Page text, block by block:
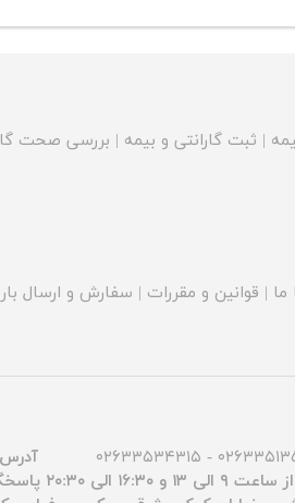
| ثبت گارانتی و بیمه | بررسی صحت
ما | قوانین و مقررات | سفارش و ارسال بار
- ۰۲۶۳۳۵۳۴۳۱۵
شما عزیزان هستیم.